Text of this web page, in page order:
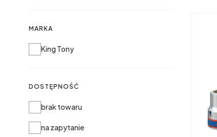
MARKA
Marka
King Tony
DOSTĘPNOŚĆ
Dostępność
brak towaru
na zapytanie